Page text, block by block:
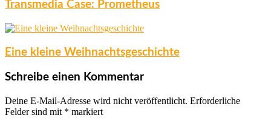
Transmedia Case: Prometheus
Eine kleine Weihnachtsgeschichte
Schreibe einen Kommentar
Deine E-Mail-Adresse wird nicht veröffentlicht. Erforderliche
Felder sind mit * markiert